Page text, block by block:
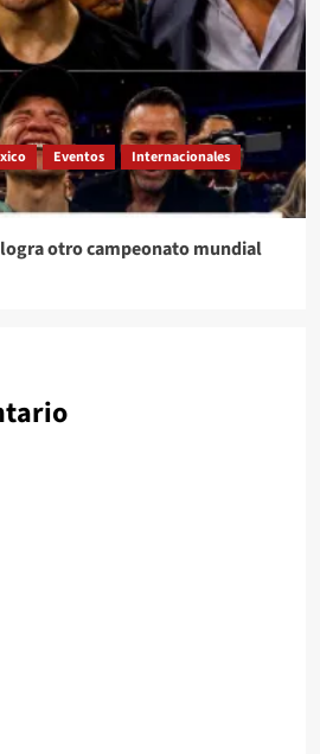
Eventos
Internacionales
otro campeonato mundial